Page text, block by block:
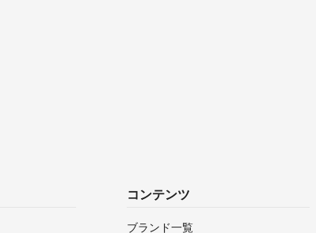
コンテンツ
ブランド一覧